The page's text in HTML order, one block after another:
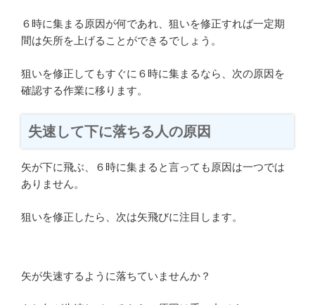
６時に集まる原因が何であれ、狙いを修正すれば一定期
間は矢所を上げることができるでしょう。
狙いを修正してもすぐに６時に集まるなら、次の原因を
確認する作業に移ります。
失速して下に落ちる人の原因
矢が下に飛ぶ、６時に集まると言っても原因は一つでは
ありません。
狙いを修正したら、次は矢飛びに注目します。
矢が失速するように落ちていませんか？